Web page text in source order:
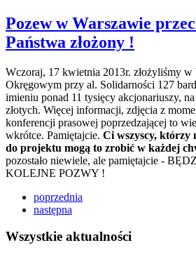
Pozew w Warszawie
Państwa złożony !
Wczoraj, 17 kwietnia 2013r. złożyliśmy w
Okręgowym przy al. Solidarności 127
imieniu ponad 11 tysięcy akcjonariuszy,
złotych. Więcej informacji, zdjęcia z
konferencji prasowej poprzedzającej to
wkrótce. Pamiętajcie. Ci wszyscy, którzy
do projektu mogą to zrobić w każdej
pozostało niewiele, ale pamiętajcie -
KOLEJNE POZWY !
poprzednia
następna
Wszystkie aktualności